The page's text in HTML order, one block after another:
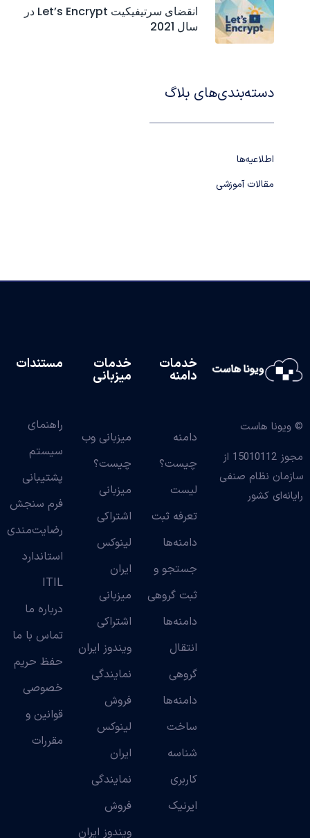
انقضای سرتیفیکیت‌ Let’s Encrypt در
سال 2021
دسته‌بندی‌های بلاگ
اطلاعیه‌ها
مقالات آموزشی
© ویونا هاست
مجوز 15010112 از
سازمان نظام صنفی
رایانه‌ای کشور
خدمات
دامنه
دامنه
چیست؟
لیست
تعرفه ثبت
دامنه‌ها
جستجو و
ثبت گروهی
دامنه‌ها
انتقال
گروهی
دامنه‌ها
ساخت
شناسه
کاربری
ایرنیک
خدمات
میزبانی
میزبانی وب
چیست؟
میزبانی
اشتراکی
لینوکس
ایران
میزبانی
اشتراکی
ویندوز ایران
نمایندگی
فروش
لینوکس
ایران
نمایندگی
فروش
ویندوز ایران
مستندات
راهنمای
سیستم
پشتیبانی
فرم سنجش
رضایت‌مندی
استاندارد
ITIL
درباره ما
تماس با ما
حفظ حریم
خصوصی
قوانین و
مقررات